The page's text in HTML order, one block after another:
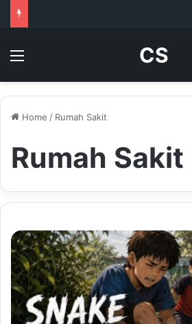
Menu CS
Home / Rumah Sakit
Rumah Sakit